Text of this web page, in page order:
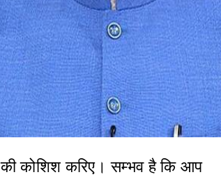
कोशिश करिए। सम्भव है कि आप